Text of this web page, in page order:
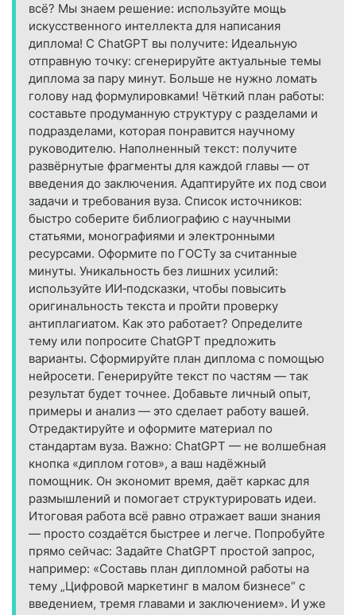
всё? Мы знаем решение: используйте мощь
искусственного интеллекта для написания
диплома! С ChatGPT вы получите: Идеальную
отправную точку: сгенерируйте актуальные темы
диплома за пару минут. Больше не нужно ломать
голову над формулировками! Чёткий план работы:
составьте продуманную структуру с разделами и
подразделами, которая понравится научному
руководителю. Наполненный текст: получите
развёрнутые фрагменты для каждой главы — от
введения до заключения. Адаптируйте их под свои
задачи и требования вуза. Список источников:
быстро соберите библиографию с научными
статьями, монографиями и электронными
ресурсами. Оформите по ГОСТу за считанные
минуты. Уникальность без лишних усилий:
используйте ИИ‑подсказки, чтобы повысить
оригинальность текста и пройти проверку
антиплагиатом. Как это работает? Определите
тему или попросите ChatGPT предложить
варианты. Сформируйте план диплома с помощью
нейросети. Генерируйте текст по частям — так
результат будет точнее. Добавьте личный опыт,
примеры и анализ — это сделает работу вашей.
Отредактируйте и оформите материал по
стандартам вуза. Важно: ChatGPT — не волшебная
кнопка «диплом готов», а ваш надёжный
помощник. Он экономит время, даёт каркас для
размышлений и помогает структурировать идеи.
Итоговая работа всё равно отражает ваши знания
— просто создаётся быстрее и легче. Попробуйте
прямо сейчас: Задайте ChatGPT простой запрос,
например: «Составь план дипломной работы на
тему „Цифровой маркетинг в малом бизнесе“ с
введением, тремя главами и заключением». И уже